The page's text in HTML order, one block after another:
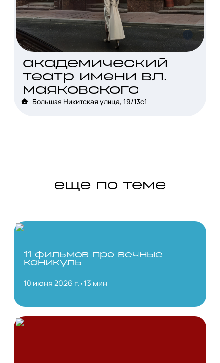
i
академический
театр имени вл.
маяковского
Большая Никитская улица, 19/13с1
еще по теме
11 фильмов про вечные
каникулы
10 июня 2026 г.•13 мин